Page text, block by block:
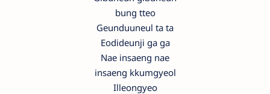
bung tteo
Geunduuneul ta ta
Eodideunji ga ga
Nae insaeng nae
insaeng kkumgyeol
Illeongyeo